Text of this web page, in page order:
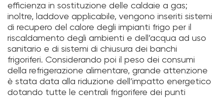
efficienza in sostituzione delle caldaie a gas;
inoltre, laddove applicabile, vengono inseriti sistemi
di recupero del calore degli impianti frigo per il
riscaldamento degli ambienti e dell’acqua ad uso
sanitario e di sistemi di chiusura dei banchi
frigoriferi. Considerando poi il peso dei consumi
della refrigerazione alimentare, grande attenzione
è stata data alla riduzione dell’impatto energetico
dotando tutte le centrali frigorifere dei punti